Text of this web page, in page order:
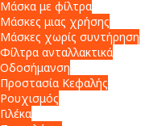
Μάσκα με φίλτρα
Μάσκες μιας χρήσης
Μάσκες χωρίς συντήρηση
Φίλτρα ανταλλακτικά
Οδοσήμανση
Προστασία Κεφαλής
Ρουχισμός
Γιλέκα